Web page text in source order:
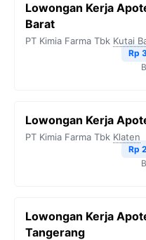
o
o
e
r
r
a
A
p
Lowongan Kerja
Barat
PT Kimia Farma Tbk Kutai
Rp
Lowongan Kerja
PT Kimia Farma Tbk Klaten
Rp
Lowongan Kerja
Tangerang